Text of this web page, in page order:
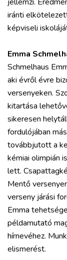
iránti
képviseli
Emma
Schmelhaus
aki évről évre
versenyeken.
kitartása
sikeresen
fordulójában
továbbjutott a
kémiai olimpián
lett.
Mentő
verseny járási
Emma
példamutató
hírnevéhez.
elismerést.